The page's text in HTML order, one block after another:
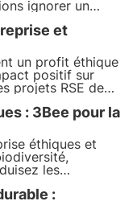
ignorer un
naturels.
en
arbre
et
un profit éthique
positif sur
projets RSE de
protéger
: 3Bee pour la
éthiques et
les
et la Polly
: